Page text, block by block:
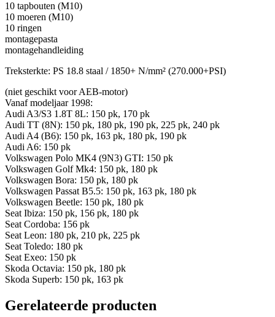
10 tapbouten (M10)
10 moeren (M10)
10 ringen
montagepasta
montagehandleiding
Treksterkte: PS 18.8 staal / 1850+ N/mm² (270.000+PSI)
(niet geschikt voor AEB-motor)
Vanaf modeljaar 1998:
Audi A3/S3 1.8T 8L: 150 pk, 170 pk
Audi TT (8N): 150 pk, 180 pk, 190 pk, 225 pk, 240 pk
Audi A4 (B6): 150 pk, 163 pk, 180 pk, 190 pk
Audi A6: 150 pk
Volkswagen Polo MK4 (9N3) GTI: 150 pk
Volkswagen Golf Mk4: 150 pk, 180 pk
Volkswagen Bora: 150 pk, 180 pk
Volkswagen Passat B5.5: 150 pk, 163 pk, 180 pk
Volkswagen Beetle: 150 pk, 180 pk
Seat Ibiza: 150 pk, 156 pk, 180 pk
Seat Cordoba: 156 pk
Seat Leon: 180 pk, 210 pk, 225 pk
Seat Toledo: 180 pk
Seat Exeo: 150 pk
Skoda Octavia: 150 pk, 180 pk
Skoda Superb: 150 pk, 163 pk
Gerelateerde producten